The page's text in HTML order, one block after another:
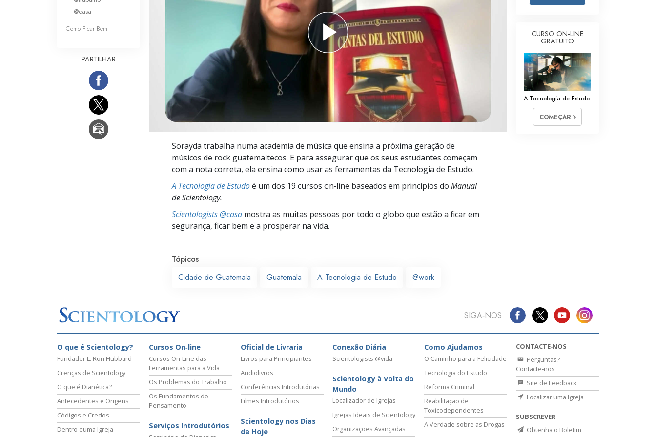
O que é a Grandeza?
Ferramentas para o Local do Trabalho
Ética e as Condições
A Causa da Supressão
Bases da Organização
Sorayda trabalha numa academia de música que ensina a próxima geração de
músicos de rock guatemaltecos. E para assegurar que os seus estudantes começam
com a nota correta, ela ensina como usar as ferramentas da Tecnologia de Estudo.
A Tecnologia de Estudoé um dos 19 cursos on‑line baseados em princípios do Manual
de Scientology.
Scientologists @casa mostra as muitas pessoas por todo o globo que estão a ficar em
segurança, ficar bem e a prosperar na vida.
Tópicos
Cidade de Guatemala
Guatemala A Tecnologia de Estudo @work
@casa
Como Ficar Bem
PARTILHAR
CURSO ON‑LINE
GRATUITO
A Tecnologia de Estudo
COMEÇAR
SIGA‑NOS
O que é Scientology?
Fundador L. Ron Hubbard
Crenças de Scientology
O que é Dianética?
Antecedentes e Origens
Códigos e Credos
Dentro duma Igreja
Cursos On‑line
Cursos On‑Line das
Ferramentas para a Vida
Os Problemas do Trabalho
Os Fundamentos do
Pensamento
Serviços Introdutórios
Oficial de Livraria
Livros para Principiantes
Audiolivros
Conferências Introdutórias
Filmes Introdutórios
Scientology nos Dias
de Hoje
Conexão Diária
Scientologists @vida
Scientology à Volta do
Mundo
Localizador de Igrejas
Igrejas Ideais de Scientology
Organizações Avançadas
Como Ajudamos
O Caminho para a Felicidade
Tecnologia do Estudo
Reforma Criminal
Reabilitação de
Toxicodependentes
A Verdade sobre as Drogas
CONTACTE‑NOS
Perguntas?
Contacte‑nos
Site de Feedback
Localizar uma Igreja
SUBSCREVER
Obtenha o Boletim